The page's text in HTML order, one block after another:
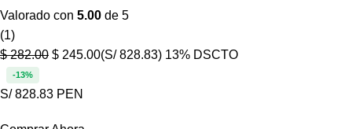
Valorado con 5.00 de 5
(1)
$282.00 $ 245.00(S/ 828.83) 13% DSCTO
-13%
S/ 828.83 PEN